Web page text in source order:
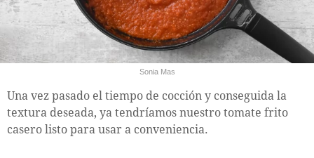
Sonia Mas
Una vez pasado el tiempo de cocción y conseguida la
textura deseada, ya tendríamos nuestro tomate frito
casero listo para usar a conveniencia.